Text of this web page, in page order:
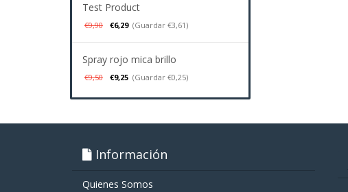
Test Product
€9,90 €6,29 (Guardar €3,61)
Spray rojo mica brillo
€9,50 €9,25 (Guardar €0,25)
Información
Quienes Somos